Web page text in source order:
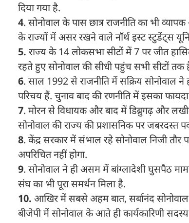
दिया गया है.
4. सोनोवाल के पास छात्र राजनीति का भी
के राज्यों में असर रखने वाले नॉर्थ इस्ट स्टुडेंट्स
5. राज्य के 14 लोकसभा सीटों में 7 पर जीत
रहते हुए सोनोवाल की सीधी पहुंच सभी सीटों तक
6. साल 1992 से राजनीति में सक्रिय सोनोवाल
परिचय हैं. चुनाव बाद की रणनीति में इसका
7. मोरन से विधायक और बाद में डिब्रुगढ़ और
सोनोवाल की राज्य की प्रशासनिक पर जबरदस्त
8. केंद्र सरकार में संभाल रहे सोनोवाल निजी
अपरिचित नहीं होगा.
9. सोनोवाल ने ही असम में बांग्लादेशी घुसपैठ
संघ का भी पूरा समर्थन मिला है.
10. आखिर में सबसे अहम बात, सर्बानंद
बीजेपी में सोनोवाल के आते ही कार्यकारिणी